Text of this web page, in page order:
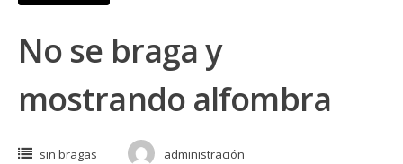
No se braga y
mostrando alfombra
sin bragas
administración